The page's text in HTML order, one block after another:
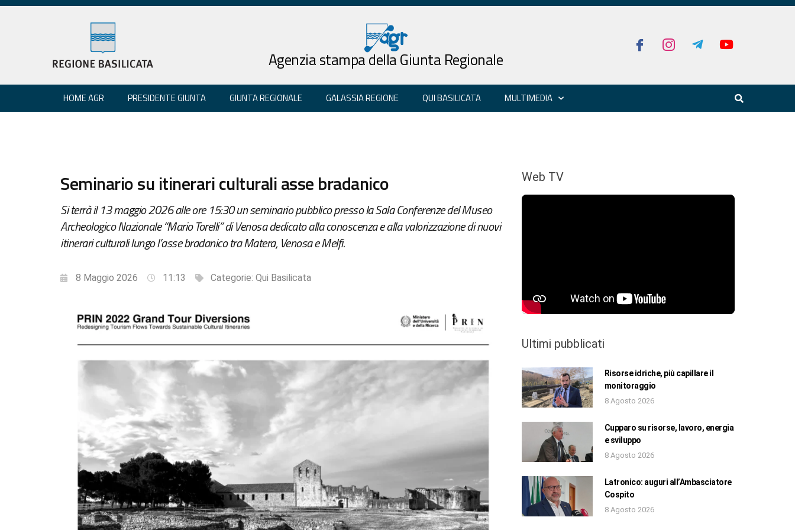
Agenzia stampa della Giunta Regionale
HOME AGR PRESIDENTE GIUNTA GIUNTA REGIONALE GALASSIA REGIONE QUI BASILICATA MULTIMEDIA
Seminario su itinerari culturali asse bradanico
Si terrà il 13 maggio 2026 alle ore 15:30 un seminario pubblico presso la Sala Conferenze del Museo
Archeologico Nazionale “Mario Torelli” di Venosa dedicato alla conoscenza e alla valorizzazione di nuovi
itinerari culturali lungo l’asse bradanico tra Matera, Venosa e Melfi.
8 Maggio 2026 11:13 Categorie: Qui Basilicata
Web TV
Ultimi pubblicati
Risorse idriche, più capillare il
monitoraggio
8 Agosto 2026
Cupparo su risorse, lavoro, energia
e sviluppo
8 Agosto 2026
Latronico: auguri all’Ambasciatore
Cospito
8 Agosto 2026